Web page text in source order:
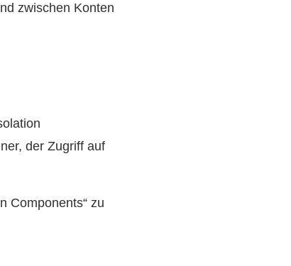
zwischen Konten
der Zugriff auf
Components“ zu